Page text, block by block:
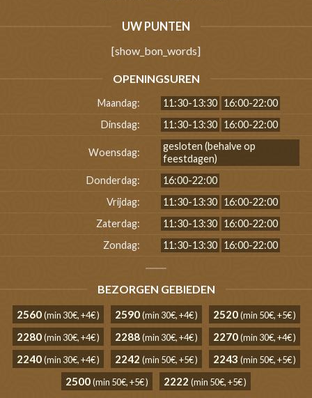
UW PUNTEN
[show_bon_words]
OPENINGSUREN
Maandag: 11:30-13:30 16:00-22:00
Dinsdag:
11:30-13:30 16:00-22:00
Woensdag:
gesloten (behalve op
feestdagen)
Donderdag:
16:00-22:00
Vrijdag:
11:30-13:30 16:00-22:00
Zaterdag:
11:30-13:30 16:00-22:00
Zondag:
11:30-13:30 16:00-22:00
BEZORGEN GEBIEDEN
2560 (min 30€, +4€ ) 2590 (min 30€, +4€ ) 2520 (min 50€, +5€ )
2280 (min 30€, +4€ ) 2288 (min 30€, +4€ ) 2270 (min 30€, +4€ )
2240 (min 30€, +4€ ) 2242 (min 50€, +5€ ) 2243 (min 50€, +5€ )
2500(min 50€, +5€ ) 2222 (min 50€, +5€ )